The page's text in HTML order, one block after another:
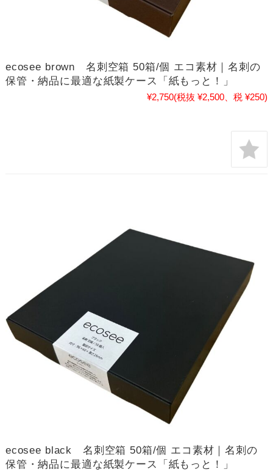
ecosee brown 名刺空箱 50箱/個 エコ素材｜名刺の
保管・納品に最適な紙製ケース「紙もっと！」
¥2,750(税抜 ¥2,500、税 ¥250)
ecosee black 名刺空箱 50箱/個 エコ素材｜名刺の
保管・納品に最適な紙製ケース「紙もっと！」